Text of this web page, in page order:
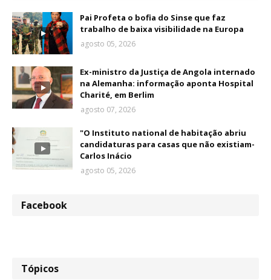
Pai Profeta o bofia do Sinse que faz
trabalho de baixa visibilidade na Europa
agosto 05, 2026
Ex-ministro da Justiça de Angola internado
na Alemanha: informação aponta Hospital
Charité, em Berlim
agosto 07, 2026
"O Instituto national de habitação abriu
candidaturas para casas que não existiam-
Carlos Inácio
agosto 05, 2026
Facebook
Tópicos